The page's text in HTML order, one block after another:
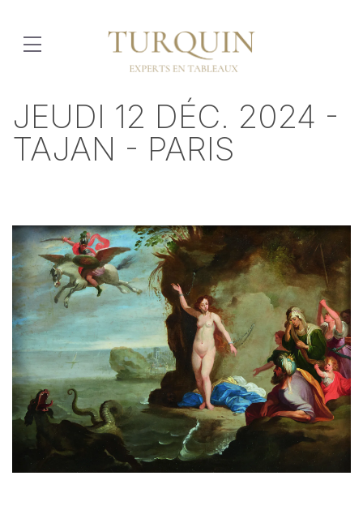
JEUDI 12 DÉC. 2024 -
TAJAN - PARIS